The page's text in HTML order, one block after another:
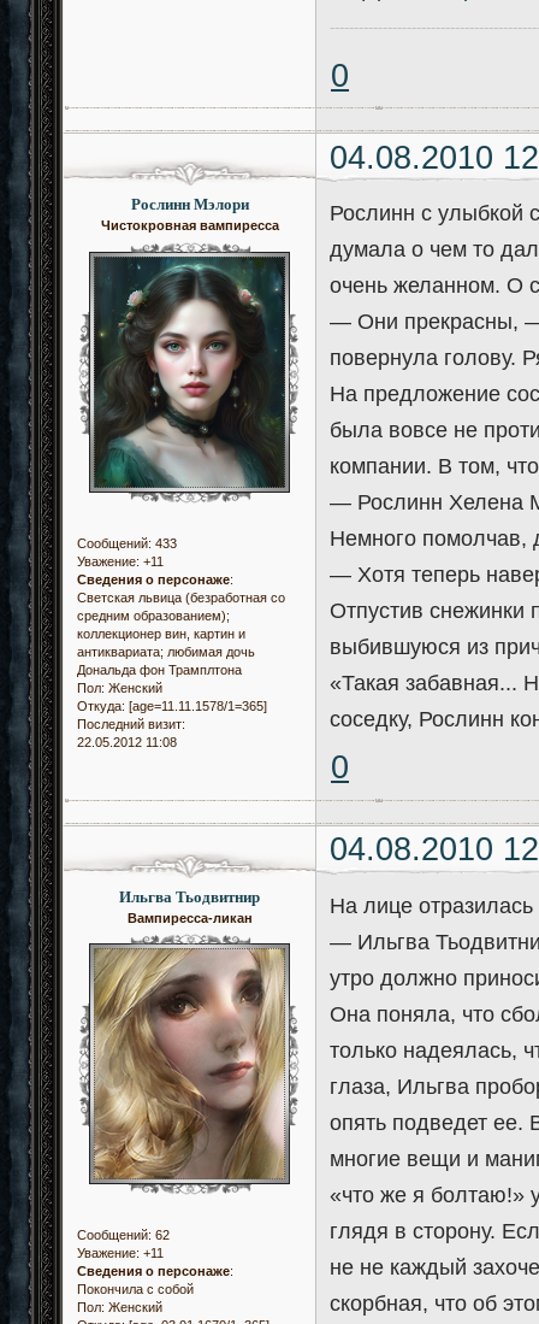
0
04.08.2010
Рослинн Мэлори
Чистокровная вампиресса
Сообщений: 433
Уважение: +11
Сведения о персонаже:
Светская львица (безработная со
средним образованием);
коллекционер вин, картин и
антиквариата; любимая дочь
Дональда фон Трамплтона
Пол: Женский
Откуда: [age=11.11.1578/1=365]
Последний визит:
22.05.2012 11:08
Рослинн с улыбкой
думала о чем то
очень желанном. О
— Они прекрасны, —
повернула голову.
На предложение
была вовсе не
компании. В том,
— Рослинн Хелена
Немного помолчав,
— Хотя теперь
Отпустив снежинки
выбившуюся из
«Такая забавная...
соседку, Рослинн
0
04.08.2010
Ильгва Тьодвитнир
Вампиресса-ликан
Сообщений: 62
Уважение: +11
Сведения о персонаже:
Покончила с собой
Пол: Женский
На лице
— Ильгва
утро должно
Она поняла, что
только надеялась,
глаза, Ильгва
опять подведет ее.
многие вещи и
«что же я болтаю!»
глядя в сторону.
не не каждый
скорбная, что об